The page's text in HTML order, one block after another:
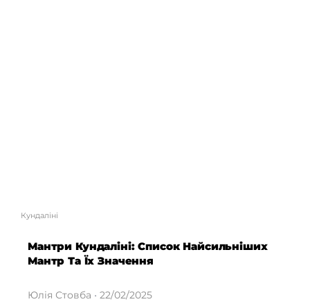
Кундаліні
Мантри Кундаліні: Список Найсильніших
Мантр Та Їх Значення
Юлія Стовба 22/02/2025